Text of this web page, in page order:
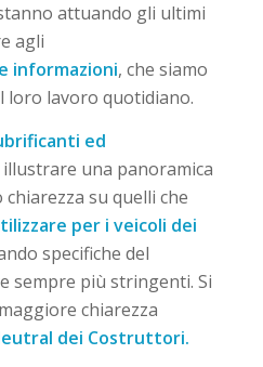
attuando gli ultimi
agli
informazioni, che siamo
loro lavoro quotidiano.
ed
una panoramica
su quelli che
per i veicoli dei
specifiche del
sempre più stringenti. Si
chiarezza
dei Costruttori.